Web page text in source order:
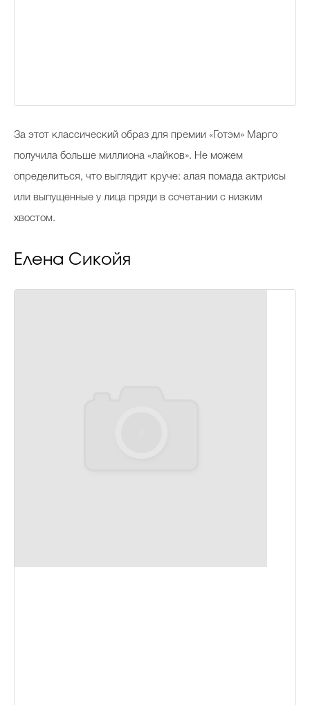
За этот классический образ для премии «Готэм» Марго
получила больше миллиона «лайков». Не можем
определиться, что выглядит круче: алая помада актрисы
или выпущенные у лица пряди в сочетании с низким
хвостом.
Елена Сикойя